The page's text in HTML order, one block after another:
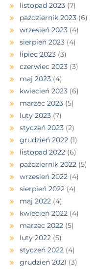
listopad 2023 (7)
październik 2023 (6)
wrzesień 2023 (4)
sierpień 2023 (4)
lipiec 2023 (3)
czerwiec 2023 (3)
maj 2023 (4)
kwiecień 2023 (6)
marzec 2023 (5)
luty 2023 (7)
styczeń 2023 (2)
grudzień 2022 (1)
listopad 2022 (6)
październik 2022 (5)
wrzesień 2022 (4)
sierpień 2022 (4)
maj 2022 (4)
kwiecień 2022 (4)
marzec 2022 (5)
luty 2022 (5)
styczeń 2022 (4)
grudzień 2021 (3)